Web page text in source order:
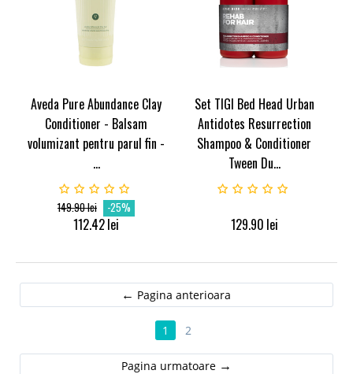
Aveda Pure Abundance Clay
Conditioner - Balsam
volumizant pentru parul fin -
...
149.90lei -25%
112.42lei
Set TIGI Bed Head Urban
Antidotes Resurrection
Shampoo & Conditioner
Tween Du...
129.90 lei
Pagina anterioara
1 2
Pagina urmatoare